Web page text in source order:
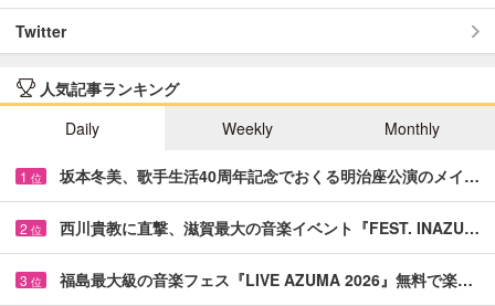
Twitter
人気記事ランキング
Daily
Weekly Monthly
1 位 坂本冬美、歌手生活40周年記念でおくる明治座公演のメイ…
2 位 西川貴教に直撃、滋賀最大の音楽イベント『FEST. INAZU…
3 位 福島最大級の音楽フェス『LIVE AZUMA 2026』無料で楽…